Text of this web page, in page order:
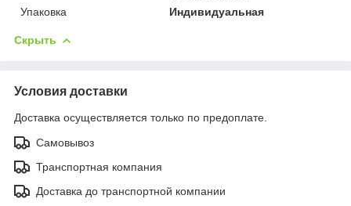
Упаковка
Индивидуальная
Скрыть
Условия доставки
Доставка осуществляется только по предоплате.
Самовывоз
Транспортная компания
Доставка до транспортной компании